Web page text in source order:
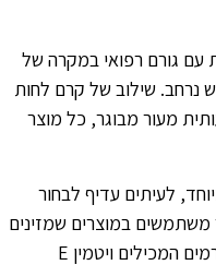
עם גורם רפואי במקרה של
נרחב. שילוב של קרם לחות
מעור מבוגר, כל מוצר
לעיתים עדיף לבחור
משתמשים במוצרים שמזינים
את העור, ולא רק מכסים אותו בשכבה שומנית. במקרים של חשיפה קלה לשמש, ניתן להיעזר בקרמים המכילים ויטמין E